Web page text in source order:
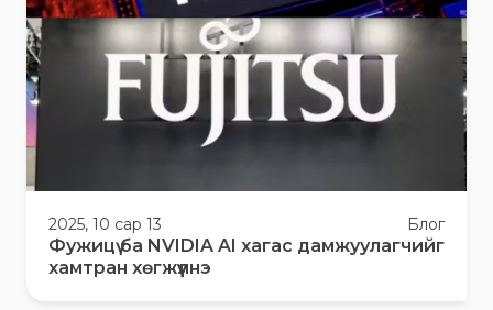
2025, 10 сар 13 Блог
Фужицү ба NVIDIA AI хагас дамжуулагчийг
хамтран хөгжүүлнэ